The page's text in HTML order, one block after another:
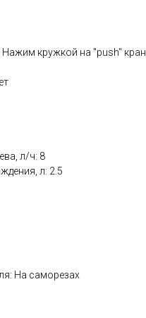
Нажим кружкой на "push" кран
л/ч: 8
л: 2.5
На саморезах